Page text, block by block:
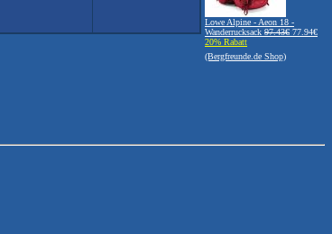
Lowe Alpine - Aeon 18 -
Wanderrucksack 97.43€ 77.94€
20% Rabatt
(Bergfreunde.de Shop)